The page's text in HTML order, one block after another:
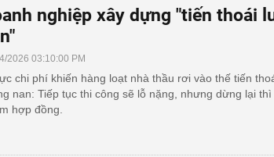
nghiệp xây dựng "tiến thoái
2026 03:10:00 PM
chi phí khiến hàng loạt nhà thầu rơi vào thế tiến
nan: Tiếp tục thi công sẽ lỗ nặng, nhưng dừng lại thì
hợp đồng.